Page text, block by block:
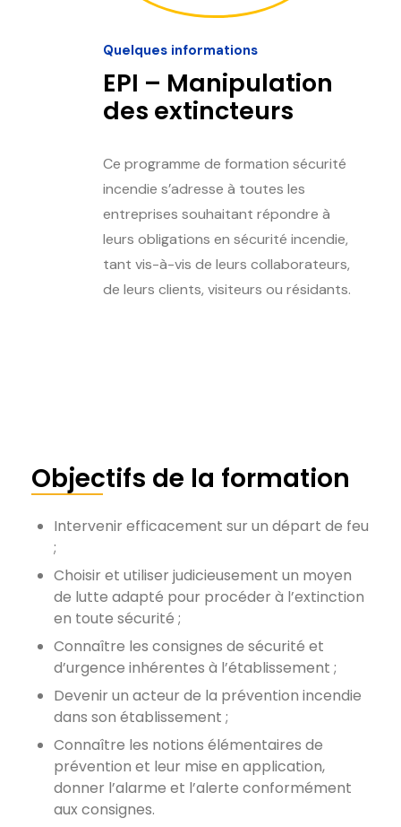
Quelques informations
EPI – Manipulation
des extincteurs
Ce programme de formation sécurité
incendie s’adresse à toutes les
entreprises souhaitant répondre à
leurs obligations en sécurité incendie,
tant vis-à-vis de leurs collaborateurs,
de leurs clients, visiteurs ou résidants.
Objectifs de la formation
Intervenir efficacement sur un départ de feu
;
Choisir et utiliser judicieusement un moyen
de lutte adapté pour procéder à l’extinction
en toute sécurité ;
Connaître les consignes de sécurité et
d’urgence inhérentes à l’établissement ;
Devenir un acteur de la prévention incendie
dans son établissement ;
Connaître les notions élémentaires de
prévention et leur mise en application,
donner l’alarme et l’alerte conformément
aux consignes.